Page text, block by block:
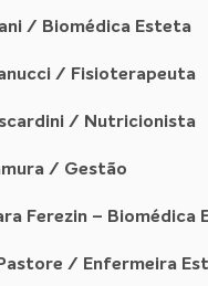
/ Biomédica Esteta
/ Fisioterapeuta
/ Nutricionista
/ Gestão
Ferezin – Biomédica
/ Enfermeira